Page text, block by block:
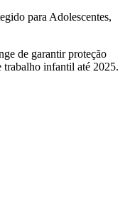
para Adolescentes,
de garantir proteção
trabalho infantil até 2025.